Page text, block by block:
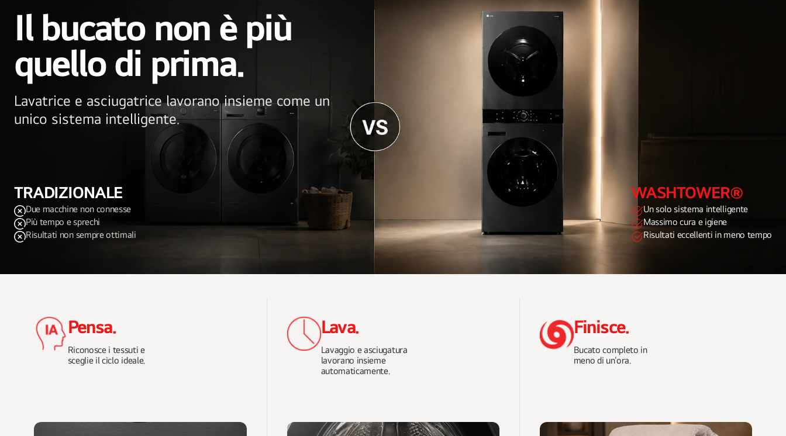
Il bucato non è più
quello di prima.
Lavatrice e asciugatrice lavorano insieme come un
unico sistema intelligente.
TRADIZIONALE
Due macchine non connesse
Più tempo e sprechi
Risultati non sempre ottimali
WASHTOWER®
Un solo sistema intelligente
Massimo cura e igiene
Risultati eccellenti in meno tempo
Pensa.
Riconosce i tessuti e
sceglie il ciclo ideale.
Lava.
Lavaggio e asciugatura
lavorano insieme
automaticamente.
Finisce.
Bucato completo in
meno di un’ora.